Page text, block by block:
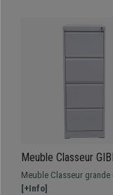
Meuble Classeur
tiroirs, 132x62x46
acier blanc
Meuble Classeur grande
Fabriqué avec des
[+Info]